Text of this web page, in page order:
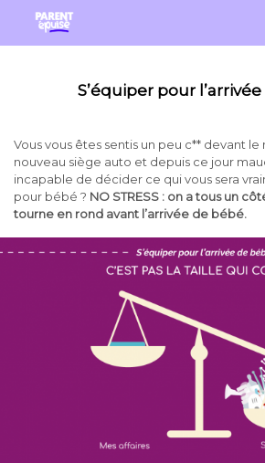
S’équiper pour
Vous vous êtes sentis un peu c** devant
nouveau siège auto et depuis ce jour
incapable de décider ce qui vous sera
pour bébé ? NO STRESS : on a tous un
tourne en rond avant l’arrivée de bébé.